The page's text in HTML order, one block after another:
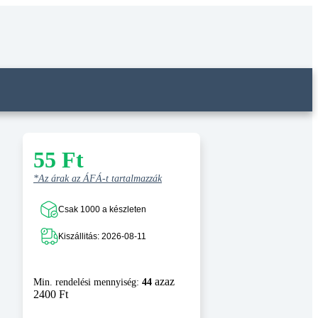
55 Ft
*Az árak az ÁFÁ-t tartalmazzák
Csak 1000 a készleten
Kiszállitás: 2026-08-11
Min. rendelési mennyiség: 44 azaz
2400 Ft